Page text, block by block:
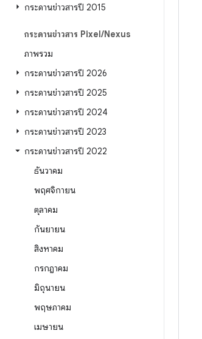
กระดานข่าวสารปี 2015
กระดานข่าวสาร Pixel/Nexus
ภาพรวม
กระดานข่าวสารปี 2026
กระดานข่าวสารปี 2025
กระดานข่าวสารปี 2024
กระดานข่าวสารปี 2023
กระดานข่าวสารปี 2022
ธันวาคม
พฤศจิกายน
ตุลาคม
กันยายน
สิงหาคม
กรกฎาคม
มิถุนายน
พฤษภาคม
เมษายน